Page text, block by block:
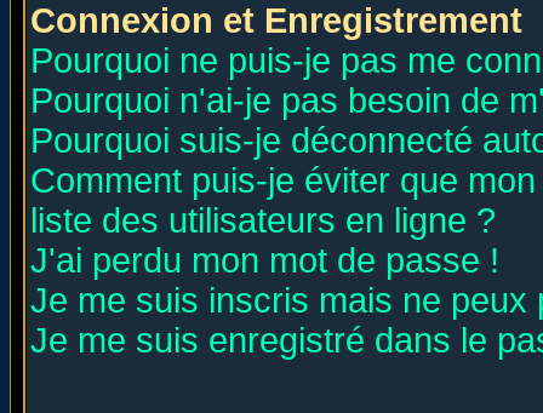
Connexion et Enregistrement
Pourquoi ne puis-je pas me
Pourquoi n'ai-je pas besoin de
Pourquoi suis-je déconnecté
Comment puis-je éviter que
liste des utilisateurs en ligne ?
J'ai perdu mon mot de passe !
Je me suis inscris mais ne peux
Je me suis enregistré dans le